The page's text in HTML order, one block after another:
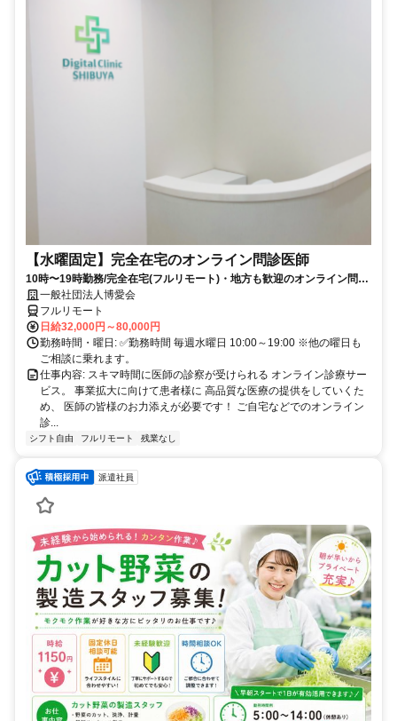
【水曜固定】完全在宅のオンライン問診医師
10時〜19時勤務/完全在宅(フルリモート)・地方も歓迎のオンライン問診
業務一般社団法人博愛会
フルリモート
日給32,000円～80,000円
勤務時間・曜日: ✅勤務時間 毎週水曜日 10:00～19:00 ※他の曜日も
ご相談に乗れます。
仕事内容: スキマ時間に医師の診察が受けられる オンライン診療サー
ビス。 事業拡大に向けて患者様に 高品質な医療の提供をしていくた
め、 医師の皆様のお力添えが必要です！ ご自宅などでのオンライン
診...
シフト自由 フルリモート 残業なし
派遣社員